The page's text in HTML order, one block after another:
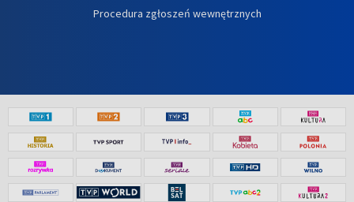
Procedura zgłoszeń wewnętrznych